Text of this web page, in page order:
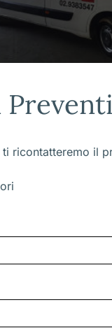
ricontatteremo il